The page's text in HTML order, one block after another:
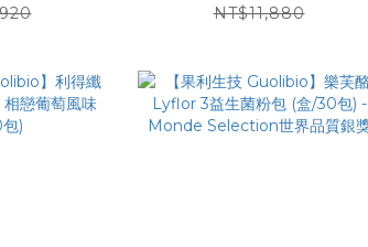
菌四盒組
星】全效克菲爾益生菌
NT$11,880